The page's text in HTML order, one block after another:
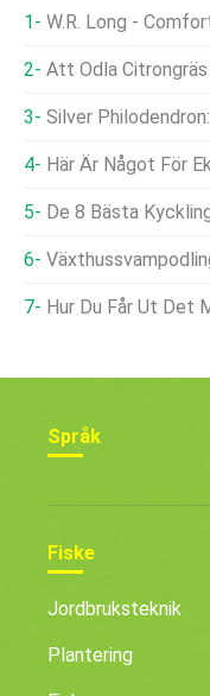
W.R. Long -
Att Odla
Silver
Här Är Något För
De 8 Bästa
Hur Du Får Ut Det
Språk
Fiske
Jordbruksteknik
Plantering